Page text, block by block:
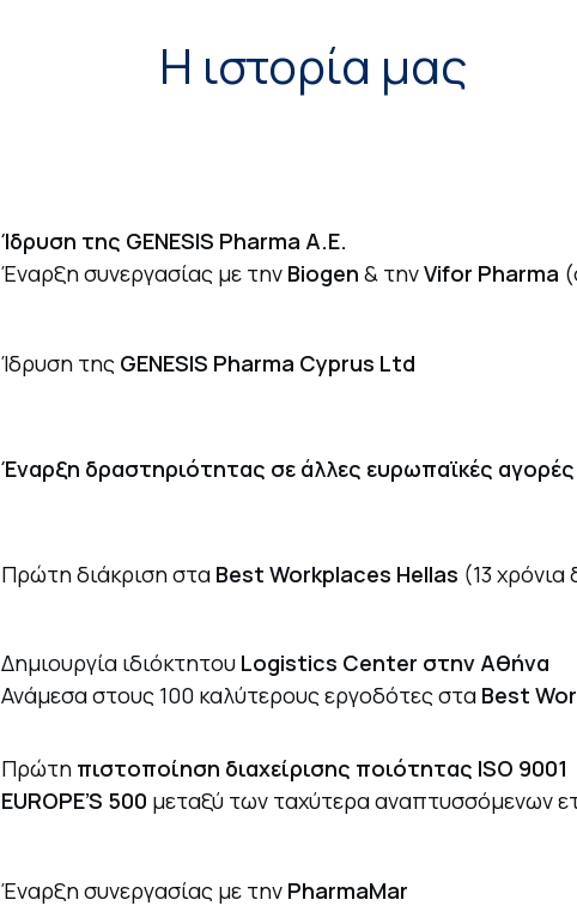
Η ιστορία μας
Ίδρυση της GENESIS Pharma A.E.
Έναρξη συνεργασίας με την Biogen & τηνVifor Pharma
Ίδρυση της GENESIS Pharma Cyprus Ltd
Έναρξη δραστηριότητας σε άλλες ευρωπαϊκές αγορές
Πρώτη διάκριση στα Best Workplaces Hellas (13
Δημιουργία ιδιόκτητου Logistics Center στην Αθήνα
Ανάμεσα στους 100 καλύτερους εργοδότες στα Best
Πρώτη πιστοποίηση διαχείρισης ποιότητας ISO 9001
EUROPE’S 500 μεταξύ των ταχύτερα αναπτυσσόμενων
Έναρξη συνεργασίας με την PharmaMar